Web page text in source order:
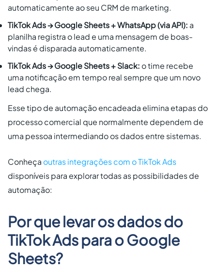
automaticamente ao seu CRM de marketing.
TikTok Ads → Google Sheets + WhatsApp (via API): a
planilha registra o lead e uma mensagem de boas-
vindas é disparada automaticamente.
TikTok Ads → Google Sheets + Slack: o time recebe
uma notificação em tempo real sempre que um novo
lead chega.
Esse tipo de automação encadeada elimina etapas do
processo comercial que normalmente dependem de
uma pessoa intermediando os dados entre sistemas.
Conheça outras integrações com o TikTok Ads
disponíveis para explorar todas as possibilidades de
automação:
Por que levar os dados do
TikTok Ads para o Google
Sheets?